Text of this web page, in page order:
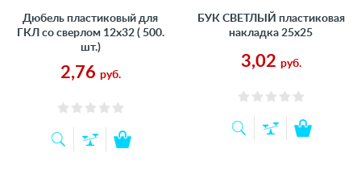
Дюбель пластиковый для
ГКЛ со сверлом 12х32 ( 500.
шт.)
2,76 руб.
БУК СВЕТЛЫЙ пластиковая
накладка 25х25
3,02 руб.